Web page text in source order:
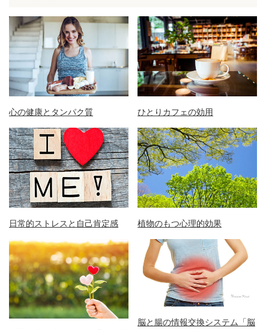
心の健康とタンパク質 ひとりカフェの効用
日常的ストレスと自己肯定感 植物のもつ心理的効果
脳と腸の情報交換システム「脳